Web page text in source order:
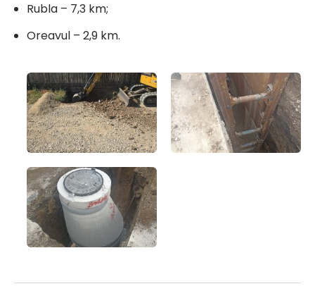
Rubla – 7,3 km;
Oreavul – 2,9 km.